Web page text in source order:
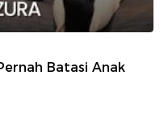
Batasi Anak